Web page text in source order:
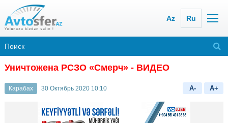
Az Ru
Уничтожена РСЗО «Смерч» - ВИДЕО
Карабах 30 Октябрь 2020 10:10 A- A+